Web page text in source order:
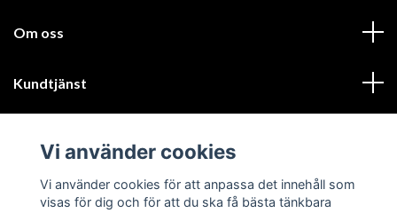
Om oss
Kundtjänst
Sociala medier
Vi använder cookies
Vi använder cookies för att anpassa det innehåll som
visas för dig och för att du ska få bästa tänkbara